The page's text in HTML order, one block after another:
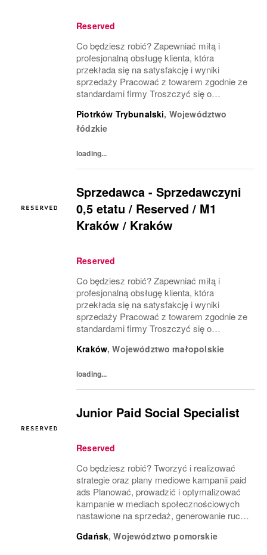
Reserved
Co będziesz robić? Zapewniać miłą i
profesjonalną obsługę klienta, która
przekłada się na satysfakcję i wyniki
sprzedaży Pracować z towarem zgodnie ze
standardami firmy Troszczyć się o
(VM) z uwzględnieniem zasad i estetyki
marki Współpracować z innymi...
Piotrków Trybunalski, Województwo
łódzkie
loading...
Sprzedawca - Sprzedawczyni
0,5 etatu / Reserved / M1
Kraków / Kraków
Reserved
Co będziesz robić? Zapewniać miłą i
profesjonalną obsługę klienta, która
przekłada się na satysfakcję i wyniki
sprzedaży Pracować z towarem zgodnie ze
standardami firmy Troszczyć się o
(VM) z uwzględnieniem zasad i estetyki
Kraków,Województwo małopolskie
loading...
Junior Paid Social Specialist
Reserved
Co będziesz robić? Tworzyć i realizować
strategie oraz plany mediowe kampanii paid
ads Planować, prowadzić i optymalizować
kampanie w mediach społecznościowych
nastawione na sprzedaż, generowanie ruchu
kampanii, analizować ich efektywność i
Gdańsk,Województwo pomorskie